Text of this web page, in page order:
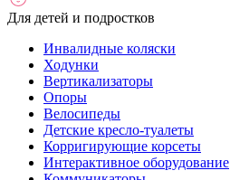
Для детей и подростков
Инвалидные коляски
Ходунки
Вертикализаторы
Опоры
Велосипеды
Детские кресло-туалеты
Корригирующие корсеты
Интерактивное оборудование